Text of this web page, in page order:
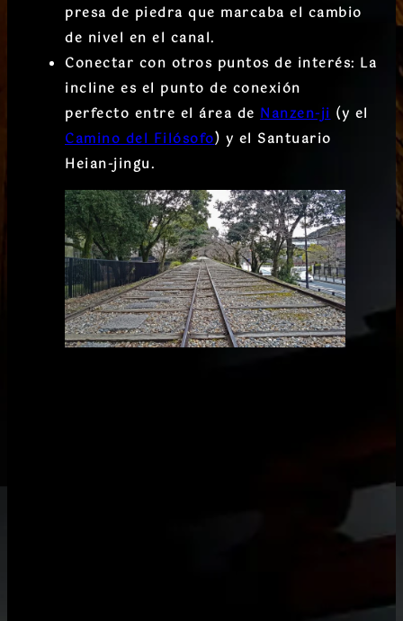
presa de piedra que marcaba el cambio
de nivel en el canal.
Conectar con otros puntos de interés: La
incline es el punto de conexión
perfecto entre el área de Nanzen-ji(y el
Camino del Filósofo) y el Santuario
Heian-jingu.